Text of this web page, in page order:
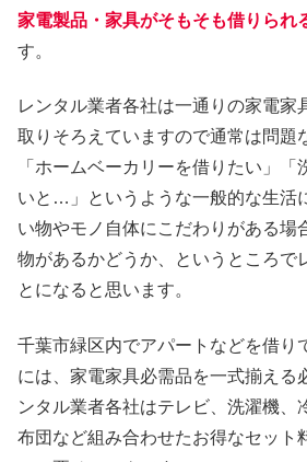
家電製品・家具がそもそも借りられ
す。
レンタル業者各社は一通りの家電家
取りそろえていますので通常は問題
「ホームベーカリーを借りたい」「
いと…」というような一般的な生活
い物やモノ自体にこだわりがある場
物があるかどうか、というところで
とになると思います。
千葉市緑区内でアパートなどを借り
には、家電家具必需品を一式揃える
ンタル業者各社はテレビ、洗濯機、
布団など組み合わせたお得なセット